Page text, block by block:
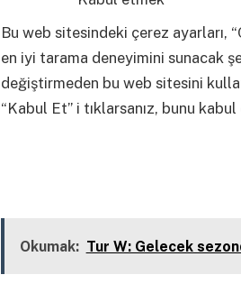
Bu web sitesindeki çerez ayarları,
en iyi tarama deneyimini sunacak
değiştirmeden bu web sitesini
“Kabul Et” i tıklarsanız, bunu
Okumak: Tur W: Gelecek